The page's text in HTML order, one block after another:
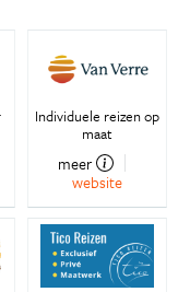
Individuele reizen op
maat
meer
website